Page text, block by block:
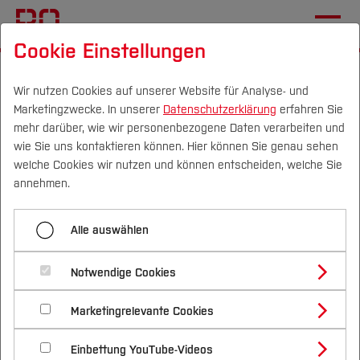
Campus Personen DE|EN Quicklinks
Studium
Studienangebote
Bachelorstudiengänge
Masterstudiengänge
Vor dem Studium
Bewerben & Einschreiben
Bewerbungsportal
Im Studium
Studienbüros und Prüfungen
Nach dem Studium
Forschung & Transfer
Profil
Forschungs- und Transferprofil
Schwerpunkte (FuT)
Beratung & Förderung
Nachhaltigkeit
Nachhaltigkeit studieren
International
Wirksame Unterstützung
WomEngineer
Menü aufklappen
Veranstaltungen
WoMINToring
Über uns
Team
Python-Programmierkurs exklusiv
für Frauen
Erlerne in einem dreitägigen Workshop das
Programmieren mit Python
Cookie Einstellungen
Wir nutzen Cookies auf unserer Website für Analyse- und
Marketingzwecke. In unserer Datenschutzerklärung erfahren Sie
mehr darüber, wie wir personenbezogene Daten verarbeiten und
wie Sie uns kontaktieren können. Hier können Sie genau sehen
welche Cookies wir nutzen und können entscheiden, welche Sie
annehmen.
Alle auswählen
Notwendige Cookies
Marketingrelevante Cookies
Einbettung YouTube-Videos